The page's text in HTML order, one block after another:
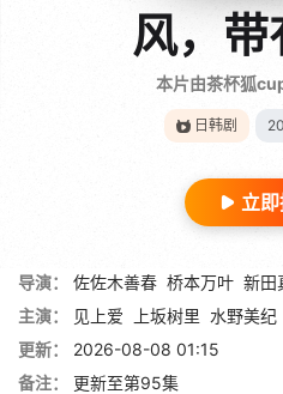
风，
本片由茶杯狐
日韩剧
立
导演： 佐佐木善春 桥本万叶 新田
主演：
见上爱 上坂树里 水野美纪
更新：
2026-08-08 01:15
备注：
更新至第95集